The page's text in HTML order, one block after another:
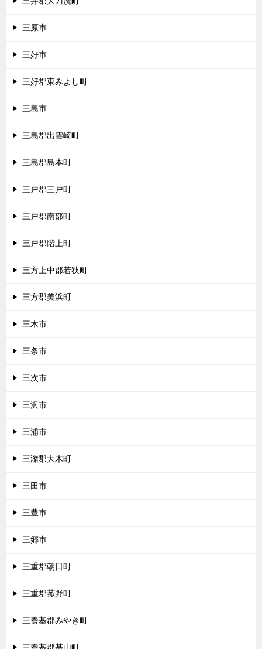
三原市
三好市
三好郡東みよし町
三島市
三島郡出雲崎町
三島郡島本町
三戸郡三戸町
三戸郡南部町
三戸郡階上町
三方上中郡若狭町
三方郡美浜町
三木市
三条市
三次市
三沢市
三浦市
三潴郡大木町
三田市
三豊市
三郷市
三重郡朝日町
三重郡菰野町
三養基郡みやき町